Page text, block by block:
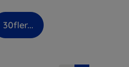
30fler...